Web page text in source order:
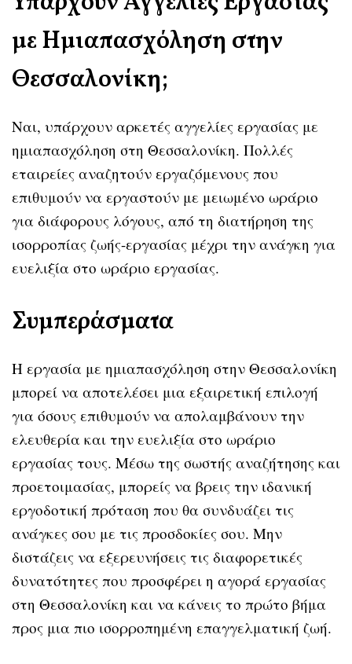
με Ημιαπασχόληση στην
Θεσσαλονίκη;
Ναι, υπάρχουν αρκετές αγγελίες εργασίας με
ημιαπασχόληση στη Θεσσαλονίκη. Πολλές
εταιρείες αναζητούν εργαζόμενους που
επιθυμούν να εργαστούν με μειωμένο ωράριο
για διάφορους λόγους, από τη διατήρηση της
ισορροπίας ζωής-εργασίας μέχρι την ανάγκη για
ευελιξία στο ωράριο εργασίας.
Συμπεράσματα
Η εργασία με ημιαπασχόληση στην Θεσσαλονίκη
μπορεί να αποτελέσει μια εξαιρετική επιλογή
για όσους επιθυμούν να απολαμβάνουν την
ελευθερία και την ευελιξία στο ωράριο
εργασίας τους. Μέσω της σωστής αναζήτησης και
προετοιμασίας, μπορείς να βρεις την ιδανική
εργοδοτική πρόταση που θα συνδυάζει τις
ανάγκες σου με τις προσδοκίες σου. Μην
διστάζεις να εξερευνήσεις τις διαφορετικές
δυνατότητες που προσφέρει η αγορά εργασίας
στη Θεσσαλονίκη και να κάνεις το πρώτο βήμα
προς μια πιο ισορροπημένη επαγγελματική ζωή.